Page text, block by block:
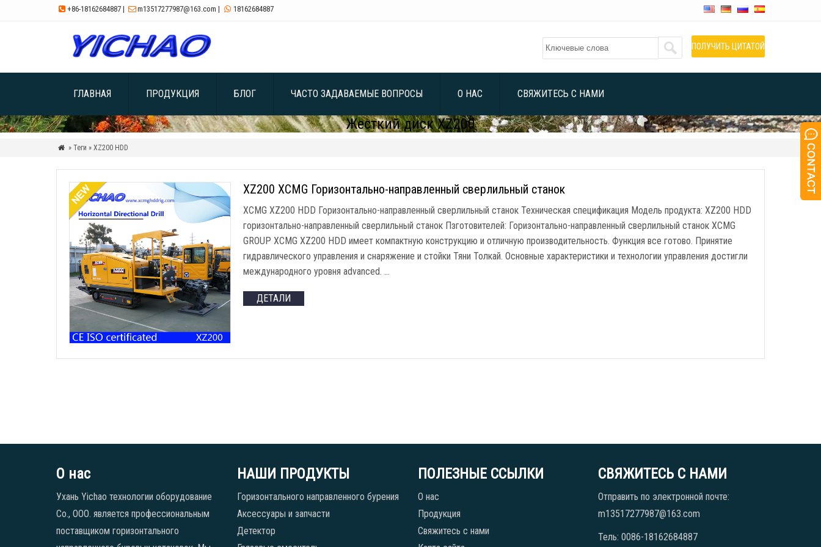
 +86-18162684887 | m13517277987@163.com |  18162684887
ПОЛУЧИТЬ ЦИТАТОЙ
ГЛАВНАЯ ПРОДУКЦИЯ БЛОГ ЧАСТО ЗАДАВАЕМЫЕ ВОПРОСЫ О НАС СВЯЖИТЕСЬ С НАМИ
Жесткий диск XZ200
 » Теги » XZ200 HDD
XZ200 XCMG Горизонтально-направленный сверлильный станок
XCMG XZ200 HDD Горизонтально-направленный сверлильный станок Техническая спецификация Модель продукта: XZ200 HDD
горизонтально-направленный сверлильный станок Пзготовителей: Горизонтально-направленный сверлильный станок XCMG
GROUP XCMG XZ200 HDD имеет компактную конструкцию и отличную производительность. Функция все готово. Принятие
гидравлического управления и снаряжение и стойки Тяни Толкай. Основные характеристики и технологии управления достигли
международного уровня advanced. …
ДЕТАЛИ
О нас
Ухань Yichao технологии оборудование
Co., ООО. является профессиональным
поставщиком горизонтального
НАШИ ПРОДУКТЫ
Горизонтального направленного бурения
Аксессуары и запчасти
Детектор
ПОЛЕЗНЫЕ ССЫЛКИ
О нас
Продукция
Свяжитесь с нами
СВЯЖИТЕСЬ С НАМИ
Отправить по электронной почте:
m13517277987@163.com
Тель: 0086-18162684887